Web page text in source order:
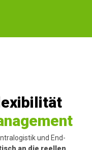
und End-